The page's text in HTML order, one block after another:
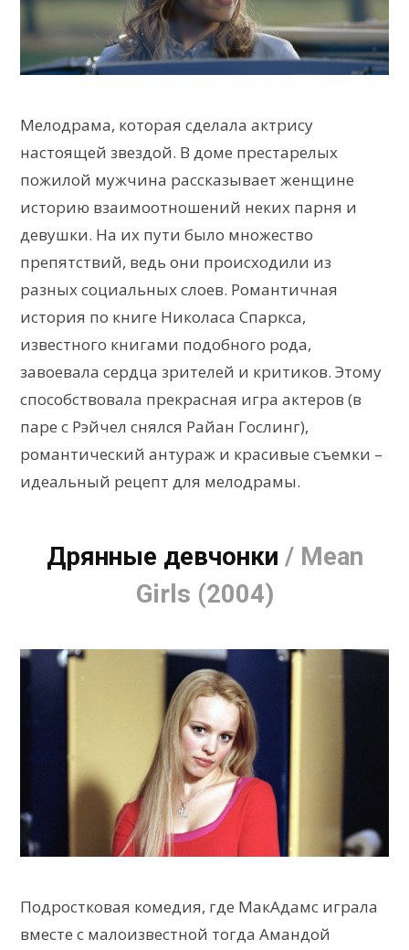
Мелодрама, которая сделала актрису
настоящей звездой. В доме престарелых
пожилой мужчина рассказывает женщине
историю взаимоотношений неких парня и
девушки. На их пути было множество
препятствий, ведь они происходили из
разных социальных слоев. Романтичная
история по книге Николаса Спаркса,
известного книгами подобного рода,
завоевала сердца зрителей и критиков. Этому
способствовала прекрасная игра актеров (в
паре с Рэйчел снялся Райан Гослинг),
романтический антураж и красивые съемки –
идеальный рецепт для мелодрамы.
Дрянные девчонки / Mean
Girls (2004)
Подростковая комедия, где МакАдамс играла
вместе с малоизвестной тогда Амандой